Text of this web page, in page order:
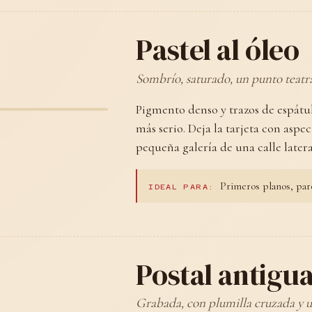
Pastel al óleo
Sombrío, saturado, un punto
Pigmento denso y trazos de
más serio. Deja la tarjeta con
pequeña galería de una calle
IDEAL PARA: Primeros planos,
Postal
Grabada, con plumilla cruzada y